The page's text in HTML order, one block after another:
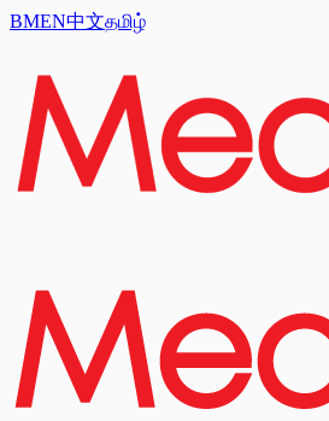
BMEN中文தமிழ்